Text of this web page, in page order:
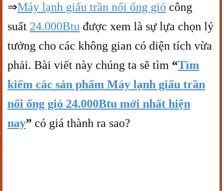
⇒Máy lạnh giấu trần nối ống gió công
suất 24.000Btu được xem là sự lựa chọn lý
tưởng cho các không gian có diện tích vừa
phải. Bài viết này chúng ta sẽ tìm “Tìm
kiếm các sản phẩm Máy lạnh giấu trần
nối ống gió 24.000Btu mới nhất hiện
nay” có giá thành ra sao?